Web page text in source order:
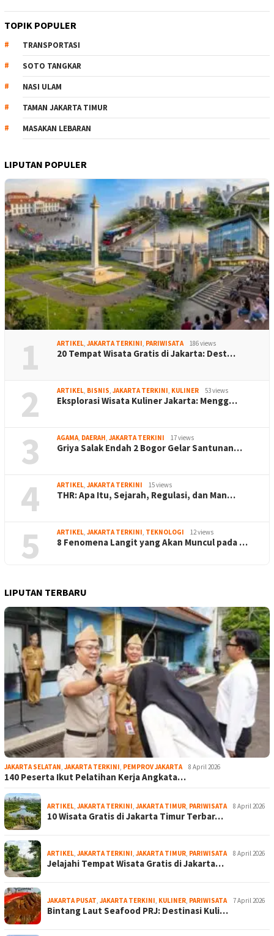
TOPIK POPULER
TRANSPORTASI
SOTO TANGKAR
NASI ULAM
TAMAN JAKARTA TIMUR
MASAKAN LEBARAN
LIPUTAN POPULER
1 ARTIKEL, JAKARTA TERKINI, PARIWISATA 186 views
20 Tempat Wisata Gratis di Jakarta: Dest…
2 ARTIKEL, BISNIS, JAKARTA TERKINI, KULINER 53 views
Eksplorasi Wisata Kuliner Jakarta: Mengg…
3 AGAMA, DAERAH, JAKARTA TERKINI 17 views
Griya Salak Endah 2 Bogor Gelar Santunan…
4 ARTIKEL, JAKARTA TERKINI 15 views
THR: Apa Itu, Sejarah, Regulasi, dan Man…
5 ARTIKEL, JAKARTA TERKINI, TEKNOLOGI 12 views
8 Fenomena Langit yang Akan Muncul pada …
LIPUTAN TERBARU
JAKARTA SELATAN, JAKARTA TERKINI, PEMPROV JAKARTA 8 April 2026
140 Peserta Ikut Pelatihan Kerja Angkata…
ARTIKEL, JAKARTA TERKINI, JAKARTA TIMUR, PARIWISATA 8 April 2026
10 Wisata Gratis di Jakarta Timur Terbar…
ARTIKEL, JAKARTA TERKINI, JAKARTA TIMUR, PARIWISATA 8 April 2026
Jelajahi Tempat Wisata Gratis di Jakarta…
JAKARTA PUSAT, JAKARTA TERKINI, KULINER, PARIWISATA 7 April 2026
Bintang Laut Seafood PRJ: Destinasi Kuli…